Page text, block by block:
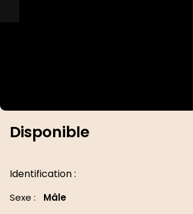
Disponible
Identification :
Sexe : Mâle